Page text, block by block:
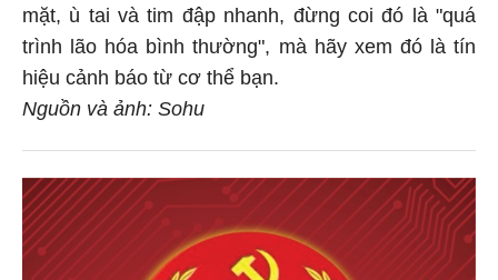
mặt, ù tai và tim đập nhanh, đừng coi đó là "quá
trình lão hóa bình thường", mà hãy xem đó là tín
hiệu cảnh báo từ cơ thể bạn.
Nguồn và ảnh: Sohu